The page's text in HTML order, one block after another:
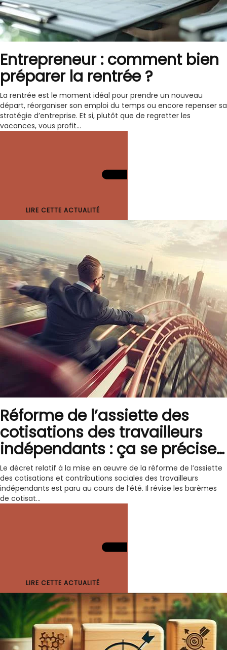
Entrepreneur : comment bien
préparer la rentrée ?
La rentrée est le moment idéal pour prendre un nouveau
départ, réorganiser son emploi du temps ou encore repenser sa
stratégie d’entreprise. Et si, plutôt que de regretter les
vacances, vous profit...
LIRE CETTE ACTUALITÉ
Réforme de l’assiette des
cotisations des travailleurs
indépendants : ça se précise…
Le décret relatif à la mise en œuvre de la réforme de l’assiette
des cotisations et contributions sociales des travailleurs
indépendants est paru au cours de l’été. Il révise les barèmes
de cotisat...
LIRE CETTE ACTUALITÉ